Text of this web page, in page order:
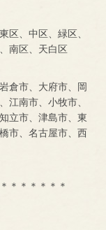
区、中区、緑区、
南区、天白区
倉市、大府市、岡
江南市、小牧市、
立市、津島市、東
市、名古屋市、西
＊＊＊＊＊＊